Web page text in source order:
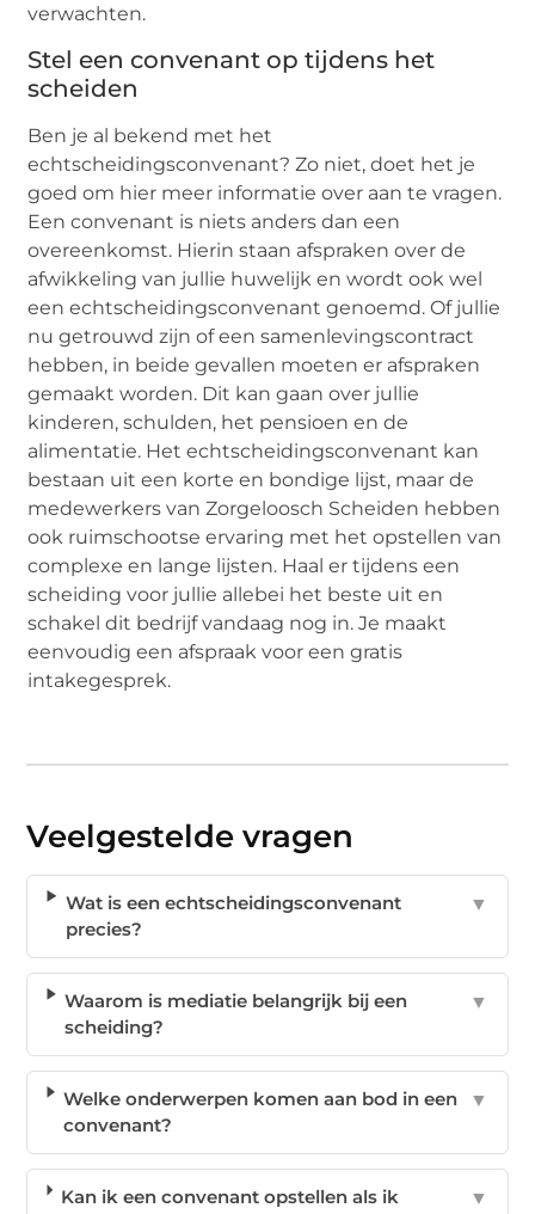
verwachten.
Stel een convenant op tijdens het
scheiden
Ben je al bekend met het
echtscheidingsconvenant? Zo niet, doet het je
goed om hier meer informatie over aan te vragen.
Een convenant is niets anders dan een
overeenkomst. Hierin staan afspraken over de
afwikkeling van jullie huwelijk en wordt ook wel
een echtscheidingsconvenant genoemd. Of jullie
nu getrouwd zijn of een samenlevingscontract
hebben, in beide gevallen moeten er afspraken
gemaakt worden. Dit kan gaan over jullie
kinderen, schulden, het pensioen en de
alimentatie. Het echtscheidingsconvenant kan
bestaan uit een korte en bondige lijst, maar de
medewerkers van Zorgeloosch Scheiden hebben
ook ruimschootse ervaring met het opstellen van
complexe en lange lijsten. Haal er tijdens een
scheiding voor jullie allebei het beste uit en
schakel dit bedrijf vandaag nog in. Je maakt
eenvoudig een afspraak voor een gratis
intakegesprek.
Veelgestelde vragen
Wat is een echtscheidingsconvenant
precies?
▼
Waarom is mediatie belangrijk bij een
scheiding?
▼
Welke onderwerpen komen aan bod in een
convenant?
▼
Kan ik een convenant opstellen als ik
▼